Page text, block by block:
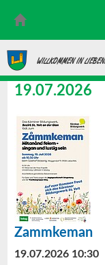
WILLKOMMEN IN
19.07.2026
Zammkeman
19.07.2026 10:30